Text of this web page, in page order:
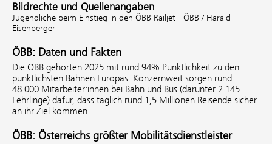
Bildrechte und Quellenangaben
Jugendliche beim Einstieg in den ÖBB Railjet - ÖBB / Harald
Eisenberger
ÖBB: Daten und Fakten
Die ÖBB gehörten 2025 mit rund 94% Pünktlichkeit zu den
pünktlichsten Bahnen Europas. Konzernweit sorgen rund
48.000 Mitarbeiter:innen bei Bahn und Bus (darunter 2.145
Lehrlinge) dafür, dass täglich rund 1,5 Millionen Reisende sicher
an ihr Ziel kommen.
ÖBB: Österreichs größter Mobilitätsdienstleister